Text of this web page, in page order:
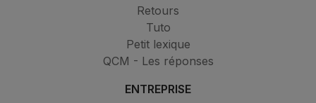
Retours
Tuto
Petit lexique
QCM - Les réponses
ENTREPRISE